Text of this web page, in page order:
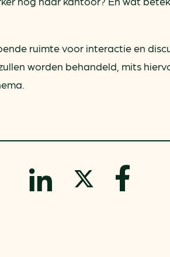
ruimte voor interactie en
worden behandeld, mits